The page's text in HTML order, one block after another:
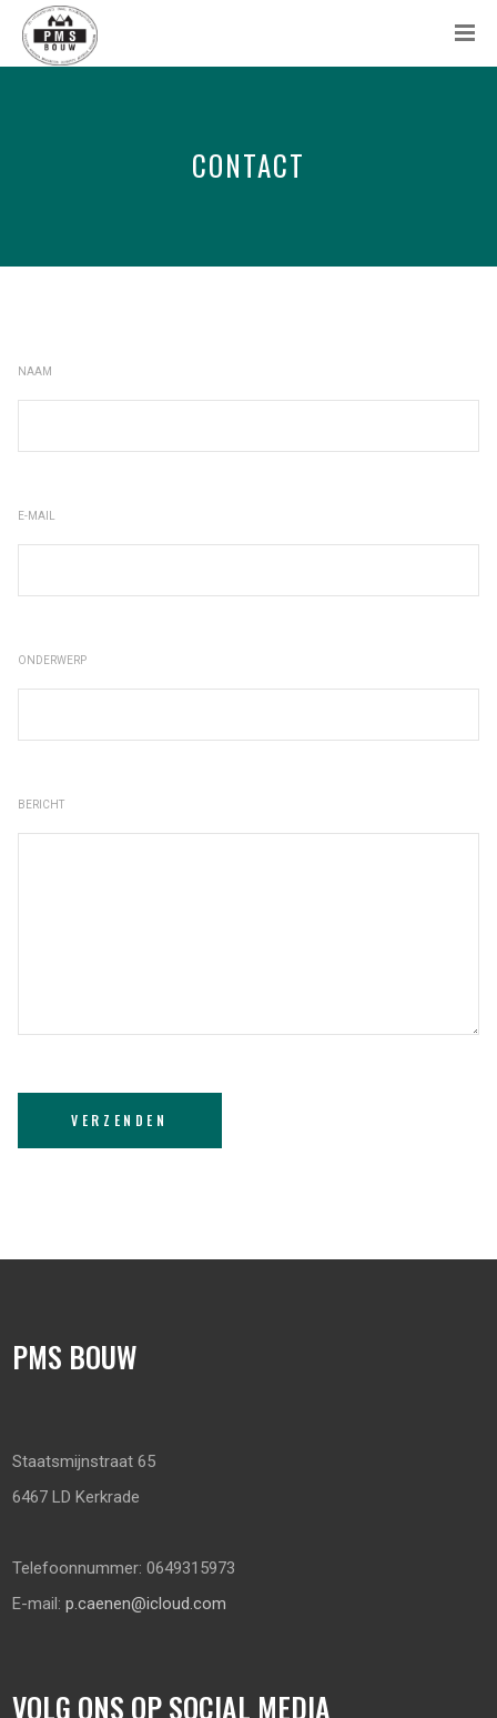
CONTACT
NAAM
E-MAIL
ONDERWERP
BERICHT
PMS BOUW
Staatsmijnstraat 65
6467 LD Kerkrade
Telefoonnummer: 0649315973
E-mail:p.caenen@icloud.com
VOLG ONS OP SOCIAL MEDIA